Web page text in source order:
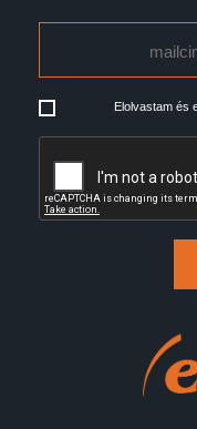
Elolvastam és